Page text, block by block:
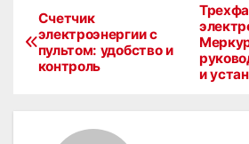
Н
а
и
Счетчик
электроэнергии с
пультом: удобство и
контроль